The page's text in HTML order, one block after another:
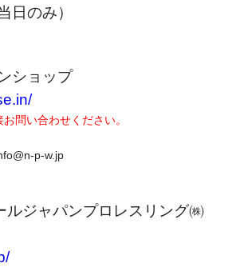
日のみ）
ショップ
問い合わせください。
p-w.jp
ルジャパンプロレスリング㈱